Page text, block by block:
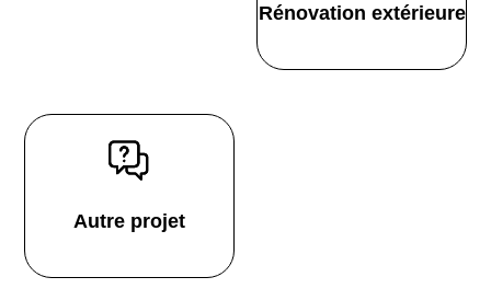
Rénovation extérieure
Autre projet